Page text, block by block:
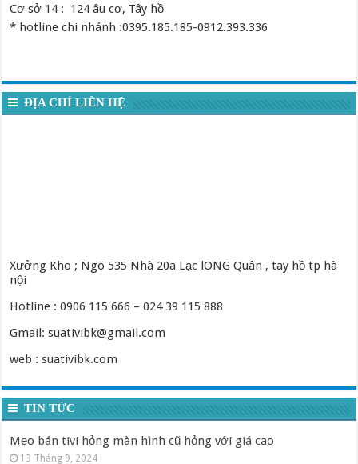
Cơ sở 14 : 124 âu cơ, Tây hồ
* hotline chi nhánh :0395.185.185-0912.393.336
ĐỊA CHỈ LIÊN HỆ
Xưởng Kho ; Ngõ 535 Nhà 20a Lạc lONG Quân , tay hồ tp hà
nội
Hotline : 0906 115 666 – 024 39 115 888
Gmail: suativibk@gmail.com
web : suativibk.com
TIN TỨC
Mẹo bán tivi hỏng màn hình cũ hỏng với giá cao
13 Tháng 9, 2024